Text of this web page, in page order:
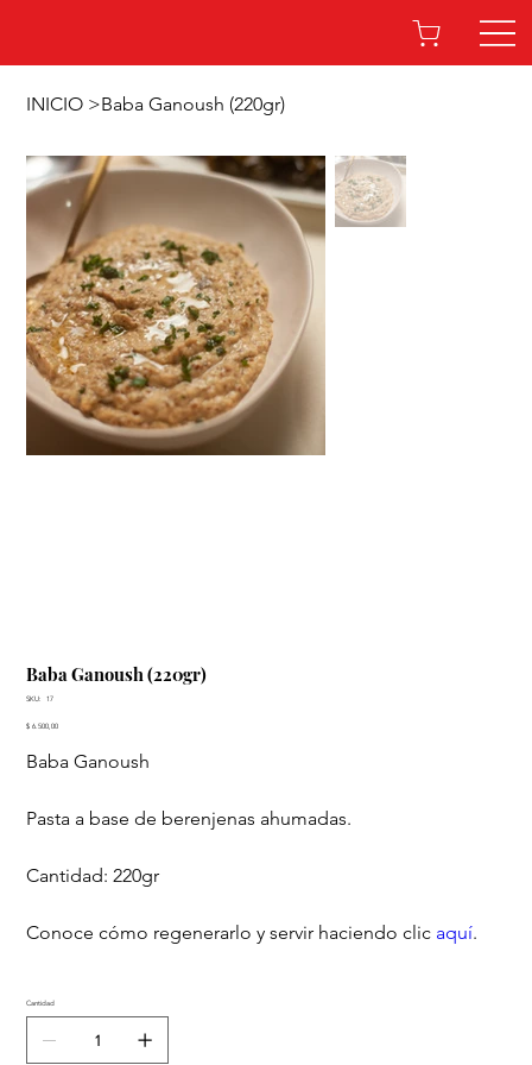
INICIO >Baba Ganoush (220gr)
Baba Ganoush (220gr)
SKU:
SKU
17
Precio
$ 6.500,00
Baba Ganoush
Pasta a base de berenjenas ahumadas.
Cantidad: 220gr
Conoce cómo regenerarlo y servir haciendo clic aquí.
Cantidad